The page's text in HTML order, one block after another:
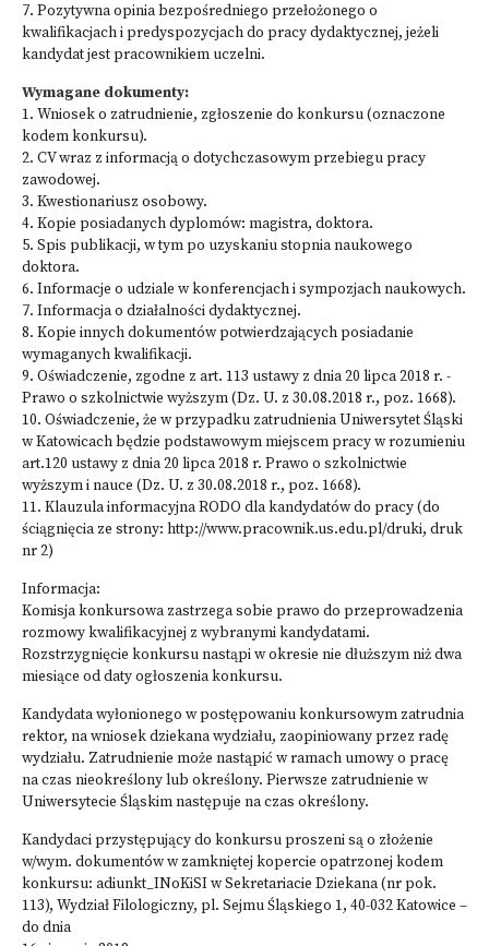
7. Pozytywna opinia bezpośredniego przełożonego o
kwalifikacjach i predyspozycjach do pracy dydaktycznej, jeżeli
kandydat jest pracownikiem uczelni.
Wymagane dokumenty:
1. Wniosek o zatrudnienie, zgłoszenie do konkursu (oznaczone
kodem konkursu).
2. CV wraz z informacją o dotychczasowym przebiegu pracy
zawodowej.
3. Kwestionariusz osobowy.
4. Kopie posiadanych dyplomów: magistra, doktora.
5. Spis publikacji, w tym po uzyskaniu stopnia naukowego
doktora.
6. Informacje o udziale w konferencjach i sympozjach naukowych.
7. Informacja o działalności dydaktycznej.
8. Kopie innych dokumentów potwierdzających posiadanie
wymaganych kwalifikacji.
9. Oświadczenie, zgodne z art. 113 ustawy z dnia 20 lipca 2018 r. -
Prawo o szkolnictwie wyższym (Dz. U. z 30.08.2018 r., poz. 1668).
10. Oświadczenie, że w przypadku zatrudnienia Uniwersytet Śląski
w Katowicach będzie podstawowym miejscem pracy w rozumieniu
art.120 ustawy z dnia 20 lipca 2018 r. Prawo o szkolnictwie
wyższym i nauce (Dz. U. z 30.08.2018 r., poz. 1668).
11. Klauzula informacyjna RODO dla kandydatów do pracy (do
ściągnięcia ze strony: http://www.pracownik.us.edu.pl/druki, druk
nr 2)
Informacja:
Komisja konkursowa zastrzega sobie prawo do przeprowadzenia
rozmowy kwalifikacyjnej z wybranymi kandydatami.
Rozstrzygnięcie konkursu nastąpi w okresie nie dłuższym niż dwa
miesiące od daty ogłoszenia konkursu.
Kandydata wyłonionego w postępowaniu konkursowym zatrudnia
rektor, na wniosek dziekana wydziału, zaopiniowany przez radę
wydziału. Zatrudnienie może nastąpić w ramach umowy o pracę
na czas nieokreślony lub określony. Pierwsze zatrudnienie w
Uniwersytecie Śląskim następuje na czas określony.
Kandydaci przystępujący do konkursu proszeni są o złożenie
w/wym. dokumentów w zamkniętej kopercie opatrzonej kodem
konkursu: adiunkt_INoKiSI w Sekretariacie Dziekana (nr pok.
113), Wydział Filologiczny, pl. Sejmu Śląskiego 1, 40-032 Katowice –
do dnia